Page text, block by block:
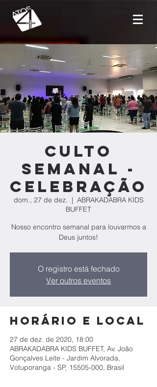
Culto
Semanal -
Celebração
dom., 27 de dez.
  |
ABRAKADABRA KIDS
BUFFET
Nosso encontro semanal para louvarmos a
Deus juntos!
O registro está fechado
Ver outros eventos
Horário e local
27 de dez. de 2020, 18:00
ABRAKADABRA KIDS BUFFET, Av. João
Gonçalves Leite - Jardim Alvorada,
Votuporanga - SP, 15505-000, Brasil